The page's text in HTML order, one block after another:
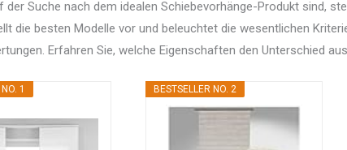
der Suche nach dem idealen Schiebevorhänge-Produkt sind,
die besten Modelle vor und beleuchtet die wesentlichen
Erfahren Sie, welche Eigenschaften den Unterschied
1 BESTSELLER NO. 2